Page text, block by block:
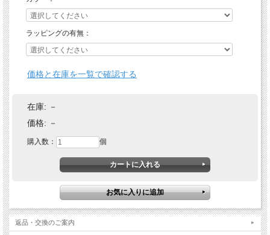
ラッピングの有無：
価格と在庫を一覧で確認する
在庫: －
価格: －
購入数： 個
返品・交換のご案内